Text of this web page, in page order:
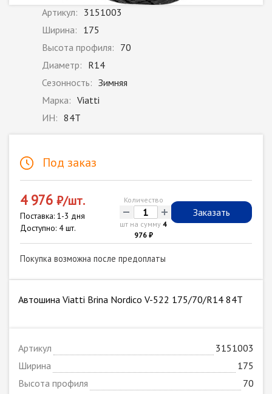
Артикул: 3151003
Ширина: 175
Высота профиля: 70
Диаметр: R14
Сезонность: Зимняя
Марка: Viatti
ИН: 84T
Под заказ
4 976 ₽/шт.
Поставка: 1-3 дня
Доступно: 4 шт.
Количество
- +
шт на сумму4
976 ₽
Заказать
Покупка возможна после предоплаты
Автошина Viatti Brina Nordico V-522 175/70/R14 84T
Артикул
3151003
Ширина
175
Высота профиля
70